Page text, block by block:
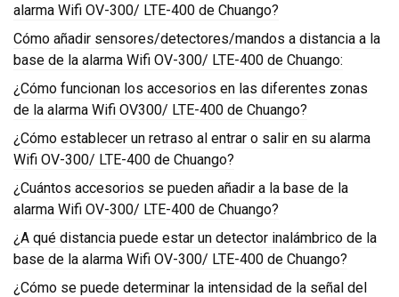
alarma Wifi OV-300/ LTE-400 de Chuango?
Cómo añadir sensores/detectores/mandos a distancia a la
base de la alarma Wifi OV-300/ LTE-400 de Chuango:
¿Cómo funcionan los accesorios en las diferentes zonas
de la alarma Wifi OV300/ LTE-400 de Chuango?
¿Cómo establecer un retraso al entrar o salir en su alarma
Wifi OV-300/ LTE-400 de Chuango?
¿Cuántos accesorios se pueden añadir a la base de la
alarma Wifi OV-300/ LTE-400 de Chuango?
¿A qué distancia puede estar un detector inalámbrico de la
base de la alarma Wifi OV-300/ LTE-400 de Chuango?
¿Cómo se puede determinar la intensidad de la señal del